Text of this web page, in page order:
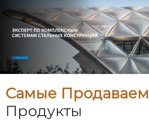
Самые
Продукты